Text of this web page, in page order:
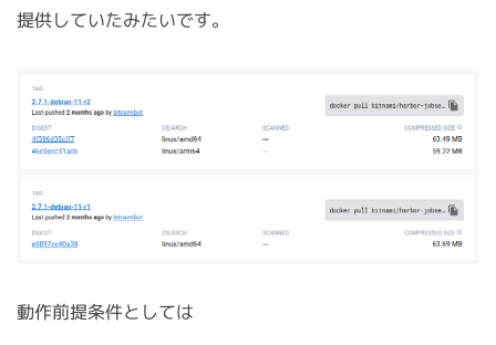
提供していたみたいです。
動作前提条件としては